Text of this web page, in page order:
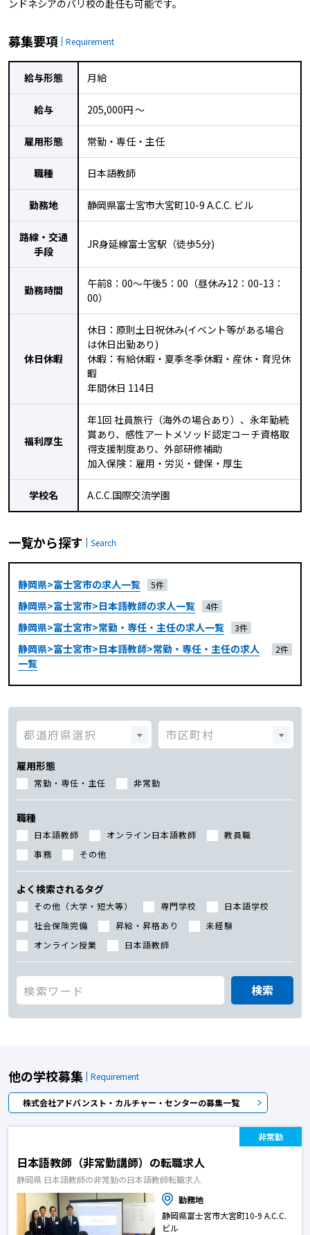
ンドネシアのバリ校の赴任も可能です。
募集要項 Requirement
給与形態 月給
給与 205,000円 〜
雇用形態 常勤・専任・主任
職種 日本語教師
勤務地 静岡県富士宮市大宮町10-9 A.C.C. ビル
路線・交通
手段
JR身延線富士宮駅（徒歩5分)
勤務時間
午前8：00～午後5：00（昼休み12：00-13：
00）
休日休暇
休日：原則土日祝休み(イベント等がある場合
は休日出勤あり)
休暇：有給休暇・夏季冬季休暇・産休・育児休
暇
年間休日 114日
福利厚生
年1回 社員旅行（海外の場合あり）、永年勤続
賞あり、感性アートメソッド認定コーチ資格取
得支援制度あり、外部研修補助
加入保険：雇用・労災・健保・厚生
学校名 A.C.C.国際交流学園
一覧から探す Search
静岡県>富士宮市の求人一覧 5件
静岡県>富士宮市>日本語教師の求人一覧 4件
静岡県>富士宮市>常勤・専任・主任の求人一覧 3件
静岡県>富士宮市>日本語教師>常勤・専任・主任の求人
一覧
2件
雇用形態
常勤・専任・主任 非常勤
職種
日本語教師 オンライン日本語教師
教員職
事務
その他
よく検索されるタグ
その他（大学・短大等） 専門学校
日本語学校
社会保険完備
昇給・昇格あり
未経験
オンライン授業
日本語教師
検索
他の学校募集 Requirement
株式会社アドバンスト・カルチャー・センターの募集一覧
非常勤
日本語教師（非常勤講師）の転職求人
静岡県 日本語教師の非常勤の日本語教師転職求人
勤務地
静岡県富士宮市大宮町10-9 A.C.C.
ビル